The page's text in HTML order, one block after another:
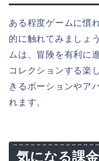
ある程度ゲームに慣
的に触れてみましょ
ムは、冒険を有利に
コレクションする楽
きるポーションやア
れます。
気になる課